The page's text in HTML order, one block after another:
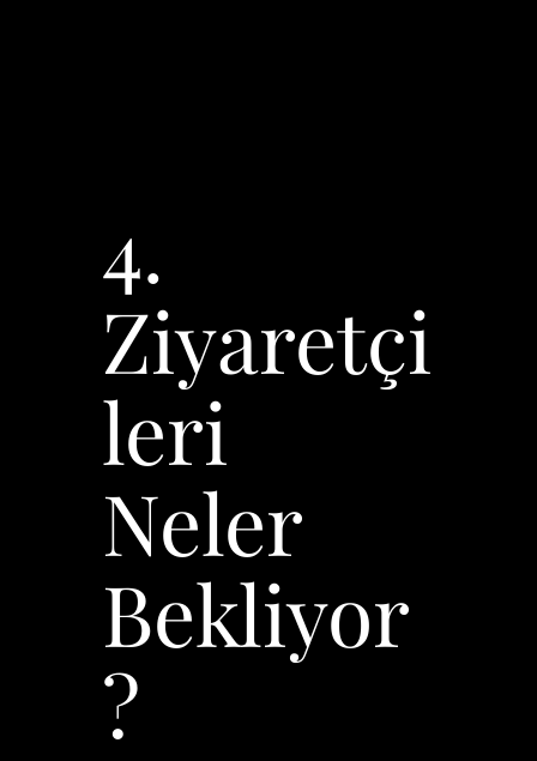
4.
Ziyaretçi
leri
Neler
Bekliyor
?